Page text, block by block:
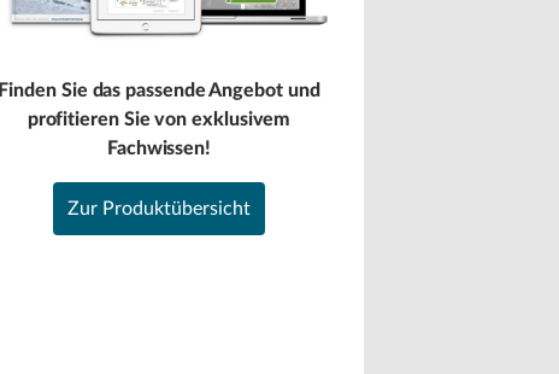
Finden Sie das passende Angebot und
profitieren Sie von exklusivem
Fachwissen!
Zur Produktübersicht